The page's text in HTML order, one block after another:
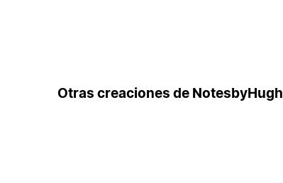
Otras creaciones de NotesbyHugh